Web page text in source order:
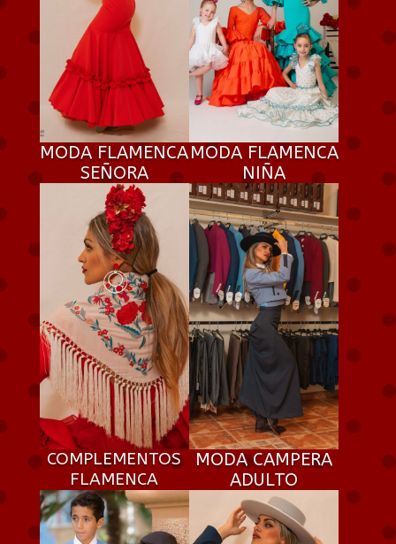
MODA FLAMENCA
SEÑORA
MODA FLAMENCA
NIÑA
COMPLEMENTOS
FLAMENCA
MODA CAMPERA
ADULTO